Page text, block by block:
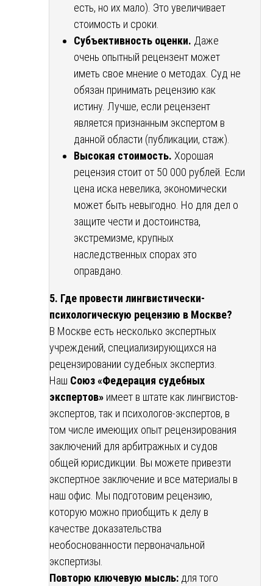
есть, но их мало). Это увеличивает
стоимость и сроки.
Субъективность оценки. Даже
очень опытный рецензент может
иметь свое мнение о методах. Суд не
обязан принимать рецензию как
истину. Лучше, если рецензент
является признанным экспертом в
данной области (публикации, стаж).
Высокая стоимость. Хорошая
рецензия стоит от 50 000 рублей. Если
цена иска невелика, экономически
может быть невыгодно. Но для дел о
защите чести и достоинства,
экстремизме, крупных
наследственных спорах это
оправдано.
5. Где провести лингвистически-
психологическую рецензию в Москве?
В Москве есть несколько экспертных
учреждений, специализирующихся на
рецензировании судебных экспертиз.
Наш Союз «Федерация судебных
экспертов» имеет в штате как лингвистов-
экспертов, так и психологов-экспертов, в
том числе имеющих опыт рецензирования
заключений для арбитражных и судов
общей юрисдикции. Вы можете привезти
экспертное заключение и все материалы в
наш офис. Мы подготовим рецензию,
которую можно приобщить к делу в
качестве доказательства
необоснованности первоначальной
экспертизы.
Повторю ключевую мысль: для того